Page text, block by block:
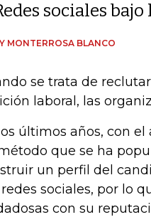
sociales
MONTERROSA BLANCO
se trata de
laboral, las
últimos años, con
que se ha
un perfil del
sociales, por lo
con su